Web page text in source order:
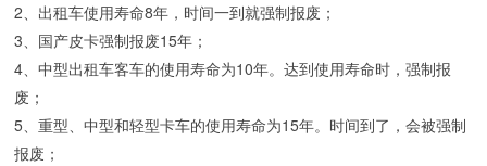
2、出租车使用寿命8年，时间一到就强制报废；
3、国产皮卡强制报废15年；
4、中型出租车客车的使用寿命为10年。达到使用寿命时，强制报
废；
5、重型、中型和轻型卡车的使用寿命为15年。时间到了，会被强制
报废；